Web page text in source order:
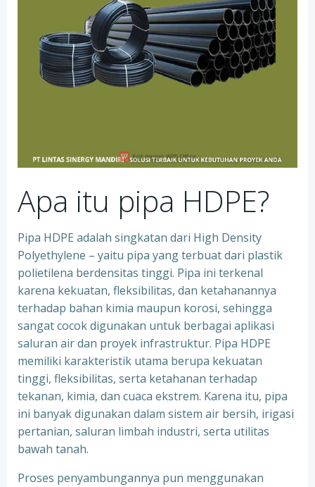
Apa itu pipa HDPE?
Pipa HDPE adalah singkatan dari High Density
Polyethylene – yaitu pipa yang terbuat dari plastik
polietilena berdensitas tinggi. Pipa ini terkenal
karena kekuatan, fleksibilitas, dan ketahanannya
terhadap bahan kimia maupun korosi, sehingga
sangat cocok digunakan untuk berbagai aplikasi
saluran air dan proyek infrastruktur. Pipa HDPE
memiliki karakteristik utama berupa kekuatan
tinggi, fleksibilitas, serta ketahanan terhadap
tekanan, kimia, dan cuaca ekstrem. Karena itu, pipa
ini banyak digunakan dalam sistem air bersih, irigasi
pertanian, saluran limbah industri, serta utilitas
bawah tanah.
Proses penyambungannya pun menggunakan